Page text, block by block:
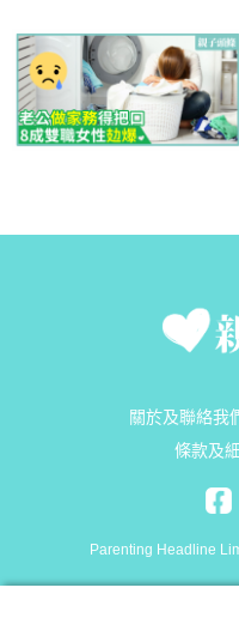
關於及聯絡我
條款及
Parenting Headline